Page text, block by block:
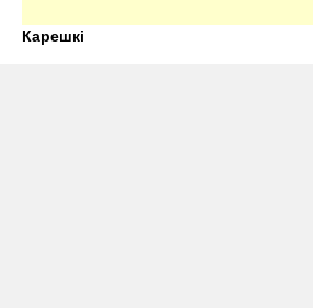
Карешкі